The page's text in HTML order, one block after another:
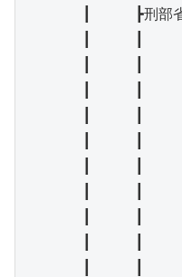
┃　　　┣刑部省
┃　　　┃　　　　
┃　　　┃　　　　
┃　　　┃　　　　
┃　　　┃　　　　
┃　　　┃　　　　